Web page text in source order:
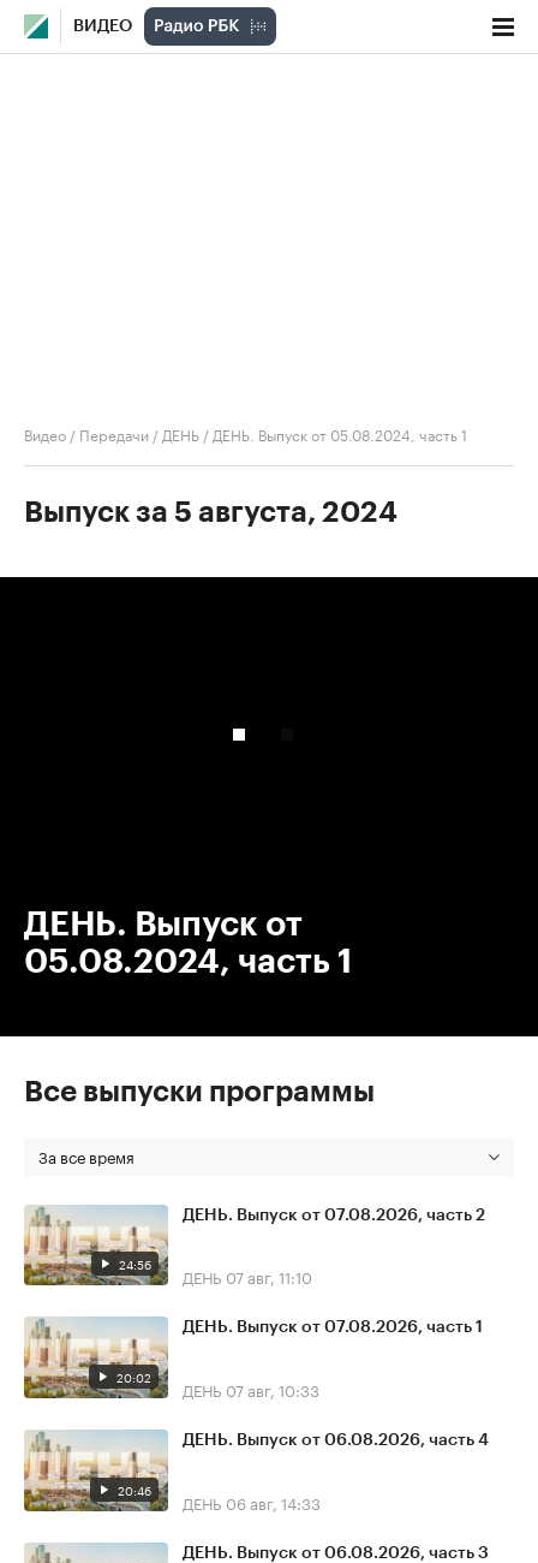
ВИДЕО
Видео / Передачи / ДЕНЬ / ДЕНЬ. Выпуск от 05.08.2024, часть 1
Выпуск за 5 августа, 2024
ДЕНЬ. Выпуск от
05.08.2024, часть 1
Все выпуски программы
За все время
24:56
ДЕНЬ. Выпуск от 07.08.2026, часть 2
ДЕНЬ 07 авг, 11:10
20:02
ДЕНЬ. Выпуск от 07.08.2026, часть 1
ДЕНЬ 07 авг, 10:33
20:46
ДЕНЬ. Выпуск от 06.08.2026, часть 4
ДЕНЬ 06 авг, 14:33
ДЕНЬ. Выпуск от 06.08.2026, часть 3